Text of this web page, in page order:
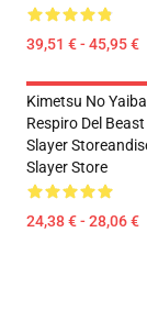
39,51 € - 45,95 €
Kimetsu No
Respiro Del
Slayer
Slayer Store
24,38 € - 28,06 €